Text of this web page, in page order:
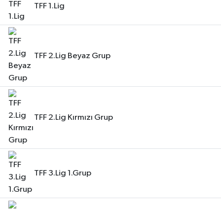
TFF 1.Lig
TFF 2.Lig Beyaz Grup
TFF 2.Lig Kırmızı Grup
TFF 3.Lig 1.Grup